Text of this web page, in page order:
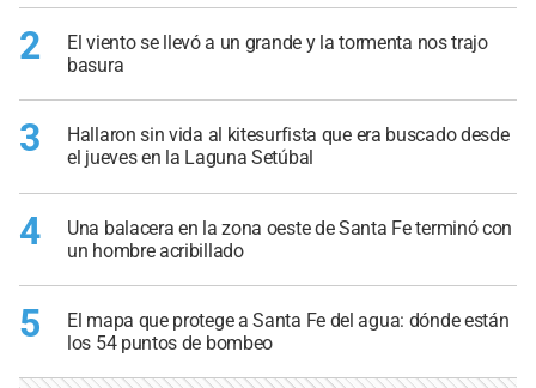
2
El viento se llevó a un grande y la tormenta nos trajo
basura
3
Hallaron sin vida al kitesurfista que era buscado desde
el jueves en la Laguna Setúbal
4
Una balacera en la zona oeste de Santa Fe terminó con
un hombre acribillado
5
El mapa que protege a Santa Fe del agua: dónde están
los 54 puntos de bombeo